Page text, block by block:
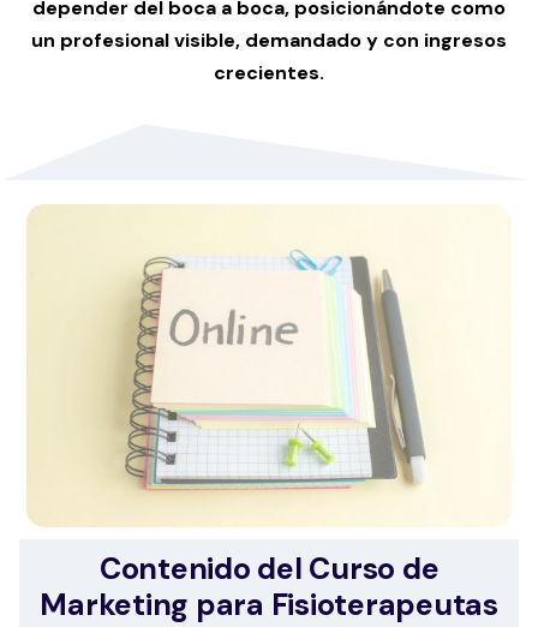
depender del boca a boca, posicionándote como
un profesional visible, demandado y con ingresos
crecientes.
Contenido del Curso de
Marketing para Fisioterapeutas